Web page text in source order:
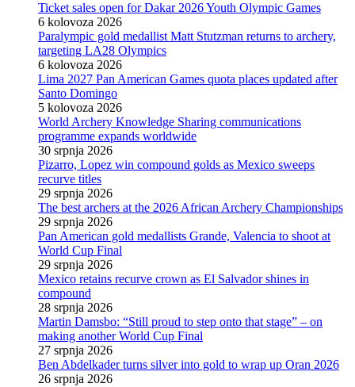
Ticket sales open for Dakar 2026 Youth Olympic Games
6 kolovoza 2026
Paralympic gold medallist Matt Stutzman returns to archery,
targeting LA28 Olympics
6 kolovoza 2026
Lima 2027 Pan American Games quota places updated after
Santo Domingo
5 kolovoza 2026
World Archery Knowledge Sharing communications
programme expands worldwide
30 srpnja 2026
Pizarro, Lopez win compound golds as Mexico sweeps
recurve titles
29 srpnja 2026
The best archers at the 2026 African Archery Championships
29 srpnja 2026
Pan American gold medallists Grande, Valencia to shoot at
World Cup Final
29 srpnja 2026
Mexico retains recurve crown as El Salvador shines in
compound
28 srpnja 2026
Martin Damsbo: “Still proud to step onto that stage” – on
making another World Cup Final
27 srpnja 2026
Ben Abdelkader turns silver into gold to wrap up Oran 2026
26 srpnja 2026